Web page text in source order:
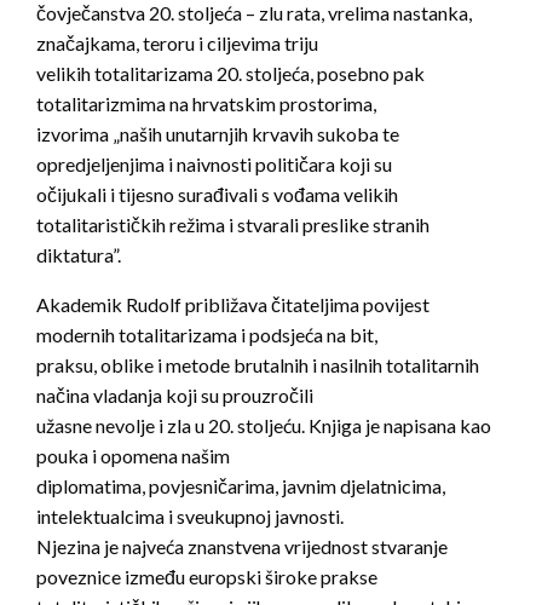
čovječanstva 20. stoljeća – zlu rata, vrelima nastanka,
značajkama, teroru i ciljevima triju
velikih totalitarizama 20. stoljeća, posebno pak
totalitarizmima na hrvatskim prostorima,
izvorima „naših unutarnjih krvavih sukoba te
opredjeljenjima i naivnosti političara koji su
očijukali i tijesno surađivali s vođama velikih
totalitarističkih režima i stvarali preslike stranih
diktatura”.
Akademik Rudolf približava čitateljima povijest
modernih totalitarizama i podsjeća na bit,
praksu, oblike i metode brutalnih i nasilnih totalitarnih
načina vladanja koji su prouzročili
užasne nevolje i zla u 20. stoljeću. Knjiga je napisana kao
pouka i opomena našim
diplomatima, povjesničarima, javnim djelatnicima,
intelektualcima i sveukupnoj javnosti.
Njezina je najveća znanstvena vrijednost stvaranje
poveznice između europski široke prakse